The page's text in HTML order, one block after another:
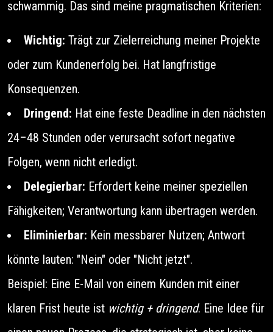
schwammig. Das sind meine pragmatischen Kriterien:
Wichtig: Trägt zur Zielerreichung meiner Projekte
oder zum Kundenerfolg bei. Hat langfristige
Konsequenzen.
Dringend: Hat eine feste Deadline in den nächsten
24–48 Stunden oder verursacht sofort negative
Folgen, wenn nicht erledigt.
Delegierbar: Erfordert keine meiner speziellen
Fähigkeiten; Verantwortung kann übertragen werden.
Eliminierbar: Kein messbarer Nutzen; Antwort
könnte lauten: "Nein" oder "Nicht jetzt".
Beispiel: Eine E-Mail von einem Kunden mit einer
klaren Frist heute ist wichtig + dringend. Eine Idee für